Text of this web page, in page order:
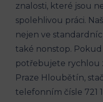
znalosti, které jsou
spolehlivou práci.
nejen ve
také nonstop.
potřebujete rychlou
Praze Hloubětín,
telefonním čísle 721